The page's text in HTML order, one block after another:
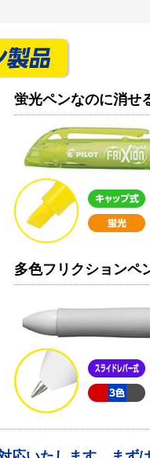
蛍光ペンなのに消せ
多色フリクションペ